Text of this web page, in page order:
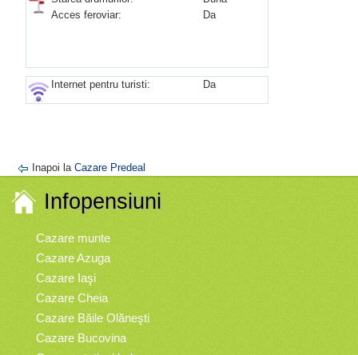
Acces feroviar:
Da
Internet pentru turisti: Da
Inapoi la Cazare Predeal
Infopensiuni
Cazare munte
Cazare Azuga
Cazare Iaşi
Cazare Cheia
Cazare Băile Olăneşti
Cazare Bucovina